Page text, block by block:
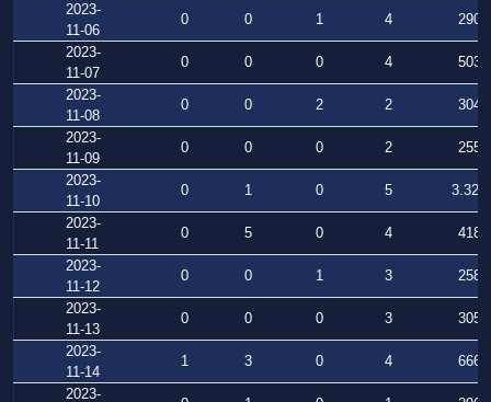
2023-
11-06
0 0 1 4
290
2023-
11-07
0 0 0 4
503
2023-
11-08
0 0 2 2
304
2023-
11-09
0 0 0 2
255
2023-
11-10
0 1 0 5
3.322
2023-
11-11
0 5 0 4
418
2023-
11-12
0 0 1 3
258
2023-
11-13
0 0 0 3
305
2023-
11-14
1 3 0 4
666
2023-